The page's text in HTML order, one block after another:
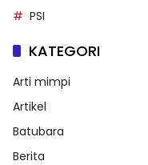
PSI
KATEGORI
Arti mimpi
Artikel
Batubara
Berita